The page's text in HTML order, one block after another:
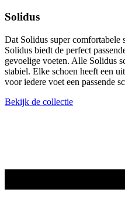
Solidus
Dat Solidus super comfortabele
Solidus biedt de perfect
gevoelige voeten. Alle Solidus
stabiel. Elke schoen heeft een
voor iedere voet een passende
Bekijk de collectie